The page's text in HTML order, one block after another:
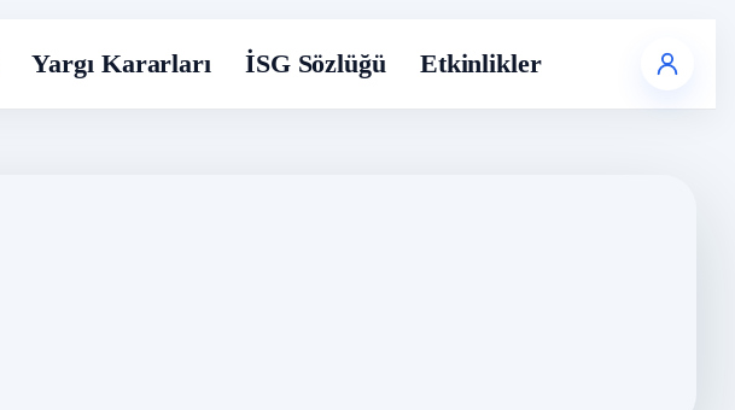
Yargı Kararları İSG Sözlüğü Etkinlikler